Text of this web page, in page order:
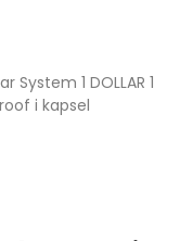
System 1 DOLLAR 1
i kapsel